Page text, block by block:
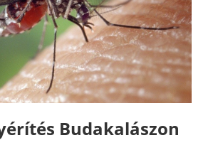
Budakalászon